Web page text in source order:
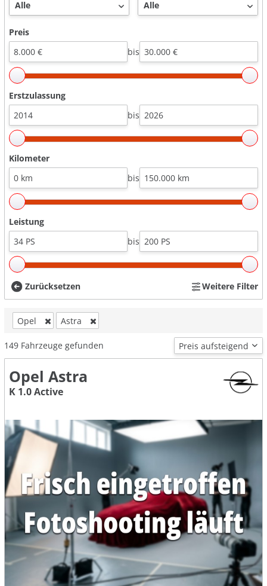
Preis
bis
Erstzulassung
bis
Kilometer
bis
Leistung
bis
Zurücksetzen Weitere Filter
Opel Astra
149 Fahrzeuge gefunden
Opel Astra
K 1.0 Active